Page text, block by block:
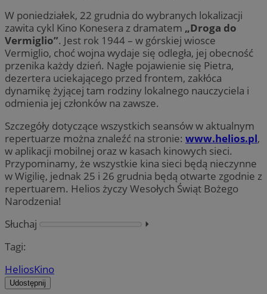
W poniedziałek, 22 grudnia do wybranych lokalizacji
zawita cykl Kino Konesera z dramatem „Droga do
Vermiglio”. Jest rok 1944 – w górskiej wiosce
Vermiglio, choć wojna wydaje się odległa, jej obecność
przenika każdy dzień. Nagłe pojawienie się Pietra,
dezertera uciekającego przed frontem, zakłóca
dynamikę żyjącej tam rodziny lokalnego nauczyciela i
odmienia jej członków na zawsze.
Szczegóły dotyczące wszystkich seansów w aktualnym
repertuarze można znaleźć na stronie: www.helios.pl,
w aplikacji mobilnej oraz w kasach kinowych sieci.
Przypominamy, że wszystkie kina sieci będą nieczynne
w Wigilię, jednak 25 i 26 grudnia będą otwarte zgodnie z
repertuarem. Helios życzy Wesołych Świąt Bożego
Narodzenia!
Słuchaj
⏵︎
Tagi:
HeliosKino
Udostępnij